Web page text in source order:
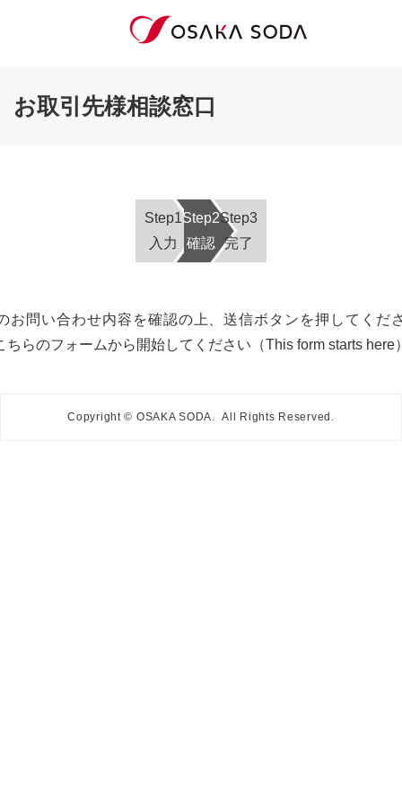
お取引先様相談窓口
Step1
入力
Step2
確認
Step3
完了
お問い合わせ内容を確認の上、送信ボタンを押してくだ
ちらのフォームから開始してください（This form starts here
Copyright © OSAKA SODA. All Rights Reserved.